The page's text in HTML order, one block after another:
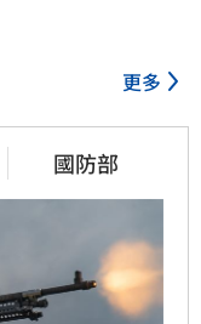
更多
國防部